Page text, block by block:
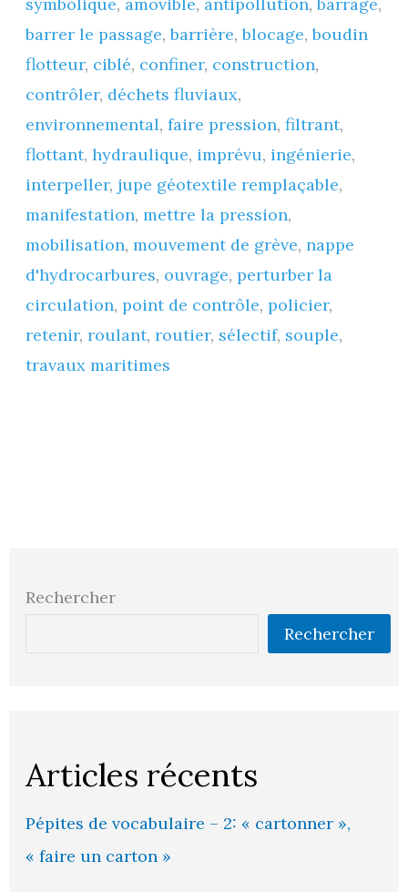
1
:
« barrage
filtrant »
(mai
2025)
barrer le passage,barrière,blocage,boudin
flotteur, ciblé, confiner, construction,
contrôler, déchets fluviaux,
environnemental, faire pression, filtrant,
flottant, hydraulique, imprévu, ingénierie,
interpeller, jupe géotextile remplaçable,
manifestation, mettre la pression,
mobilisation, mouvement de grève, nappe
d'hydrocarbures, ouvrage, perturber la
circulation, point de contrôle, policier,
retenir, roulant, routier, sélectif, souple,
travaux maritimes
Rechercher
Rechercher
Articles récents
Pépites de vocabulaire – 2: « cartonner »,
« faire un carton »